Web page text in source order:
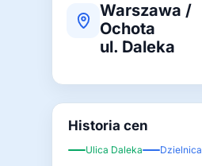
Warszawa /
Ochota
ul. Daleka
Historia cen
Ulica Daleka